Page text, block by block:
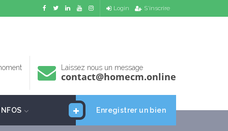
Login S'inscrire
Laissez nous un message
contact@homecm.online
Enregistrer un bien